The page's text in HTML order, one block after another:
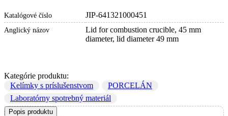
Katalógové číslo JIP-641321000451
Anglický názov
Lid for combustion crucible, 45 mm
diameter, lid diameter 49 mm
Kategórie produktu:
Kelímky s príslušenstvom
PORCELÁN
Laboratórny spotrebný materiál
Popis produktu